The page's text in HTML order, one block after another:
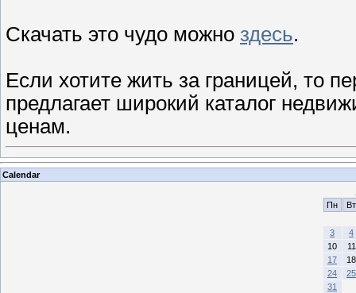
Скачать это чудо можно здесь.
Если хотите жить за границей, то
предлагает широкий каталог
ценам.
Calendar
Пн
Вт
3
4
10
11
17
18
24
25
31